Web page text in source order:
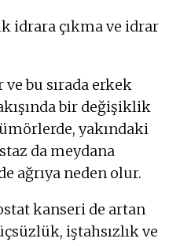
idrara çıkma ve idrar
bu sırada erkek
bir değişiklik
yakındaki
da meydana
ağrıya neden olur.
kanseri de artan
iştahsızlık ve